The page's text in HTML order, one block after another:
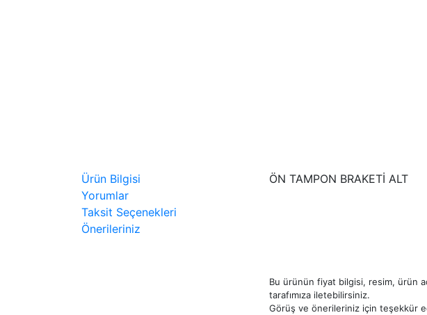
Ürün Bilgisi
Yorumlar
Taksit Seçenekleri
Önerileriniz
ÖN TAMPON BRAKETİ ALT
Bu ürünün fiyat bilgisi, resim, ürün
tarafımıza iletebilirsiniz.
Görüş ve önerileriniz için teşekkür